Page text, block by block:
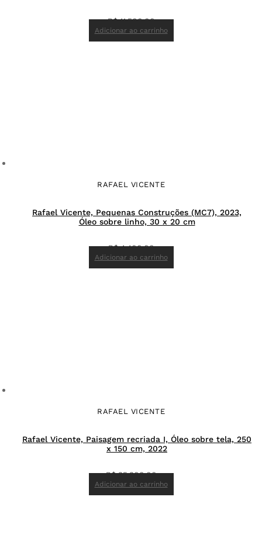
R$11.500,00
Adicionar ao carrinho
RAFAEL VICENTE
Rafael Vicente, Pequenas Construções (MC7), 2023,
Óleo sobre linho, 30 x 20 cm
R$4.400,00
Adicionar ao carrinho
RAFAEL VICENTE
Rafael Vicente, Paisagem recriada I, Óleo sobre tela, 250
x 150 cm, 2022
R$35.300,00
Adicionar ao carrinho